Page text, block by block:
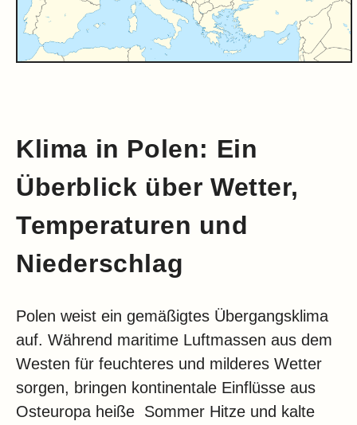
Klima in Polen: Ein
Überblick über Wetter,
Temperaturen und
Niederschlag
Polen weist ein gemäßigtes Übergangsklima
auf. Während maritime Luftmassen aus dem
Westen für feuchteres und milderes Wetter
sorgen, bringen kontinentale Einflüsse aus
Osteuropa heiße Sommer Hitze und kalte